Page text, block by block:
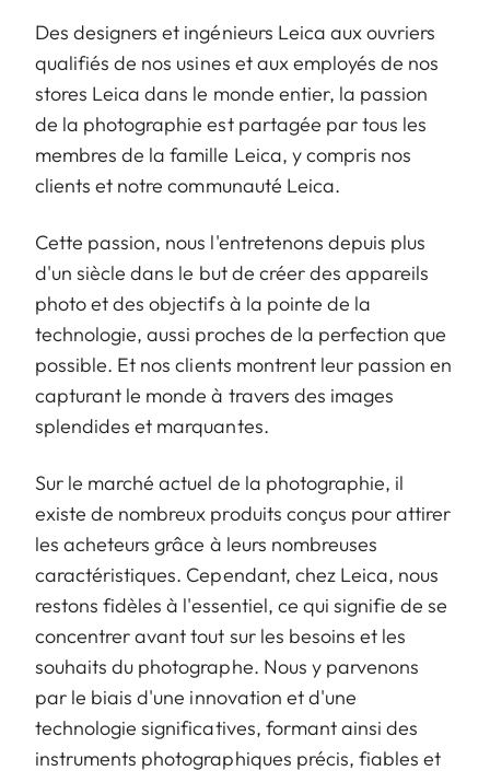
Des designers et ingénieurs Leica aux ouvriers
qualifiés de nos usines et aux employés de nos
stores Leica dans le monde entier, la passion
de la photographie est partagée par tous les
membres de la famille Leica, y compris nos
clients et notre communauté Leica.
Cette passion, nous l'entretenons depuis plus
d'un siècle dans le but de créer des appareils
photo et des objectifs à la pointe de la
technologie, aussi proches de la perfection que
possible. Et nos clients montrent leur passion en
capturant le monde à travers des images
splendides et marquantes.
Sur le marché actuel de la photographie, il
existe de nombreux produits conçus pour attirer
les acheteurs grâce à leurs nombreuses
caractéristiques. Cependant, chez Leica, nous
restons fidèles à l'essentiel, ce qui signifie de se
concentrer avant tout sur les besoins et les
souhaits du photographe. Nous y parvenons
par le biais d'une innovation et d'une
technologie significatives, formant ainsi des
instruments photographiques précis, fiables et